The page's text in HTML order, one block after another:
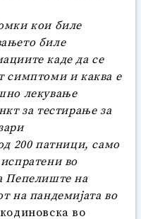
кои биле
биле
каде да се
симптоми и каква е
лекување
за тестирање за
200 патници, само
испратени во
Пепелиште на
на пандемијата во
во